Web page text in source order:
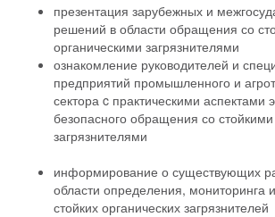
презентация зарубежных и
решений в области обращения со
органическими загрязнителями
ознакомление руководителей и
предприятий промышленного и
сектора c практическими аспектами
безопасного обращения со
загрязнителями
информирование о существующих
области определения, мониторинга
стойких органических загрязнителей